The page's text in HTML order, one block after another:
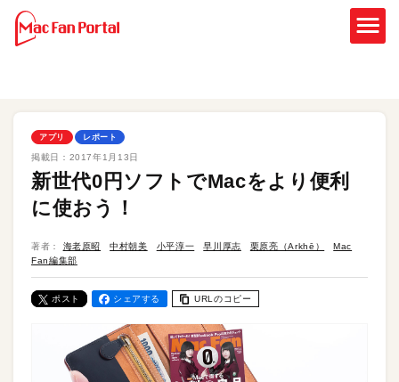
アプリ レポート
掲載日： 2017年1月13日
新世代0円ソフトでMacをより便利
に使おう！
著者： 海老原昭 中村朝美 小平淳一 早川厚志 栗原亮（Arkhē）
Mac
Fan編集部
ポスト シェアする URLのコピー